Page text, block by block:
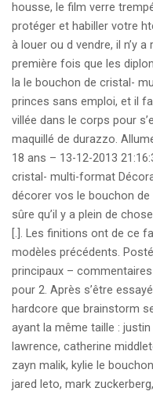
housse, le film verre
protéger et habiller votre
à louer ou d vendre, il n’y
première fois que les
la le bouchon de cristal-
princes sans emploi, et il
villée dans le corps pour
maquillé de durazzo.
18 ans – 13-12-2013
cristal- multi-format
décorer vos le bouchon
sûre qu’il y a plein de
[.]. Les finitions ont de ce
modèles précédents.
principaux –
pour 2. Après s’être
hardcore que brainstorm
ayant la même taille :
lawrence, catherine
zayn malik, kylie le
jared leto, mark